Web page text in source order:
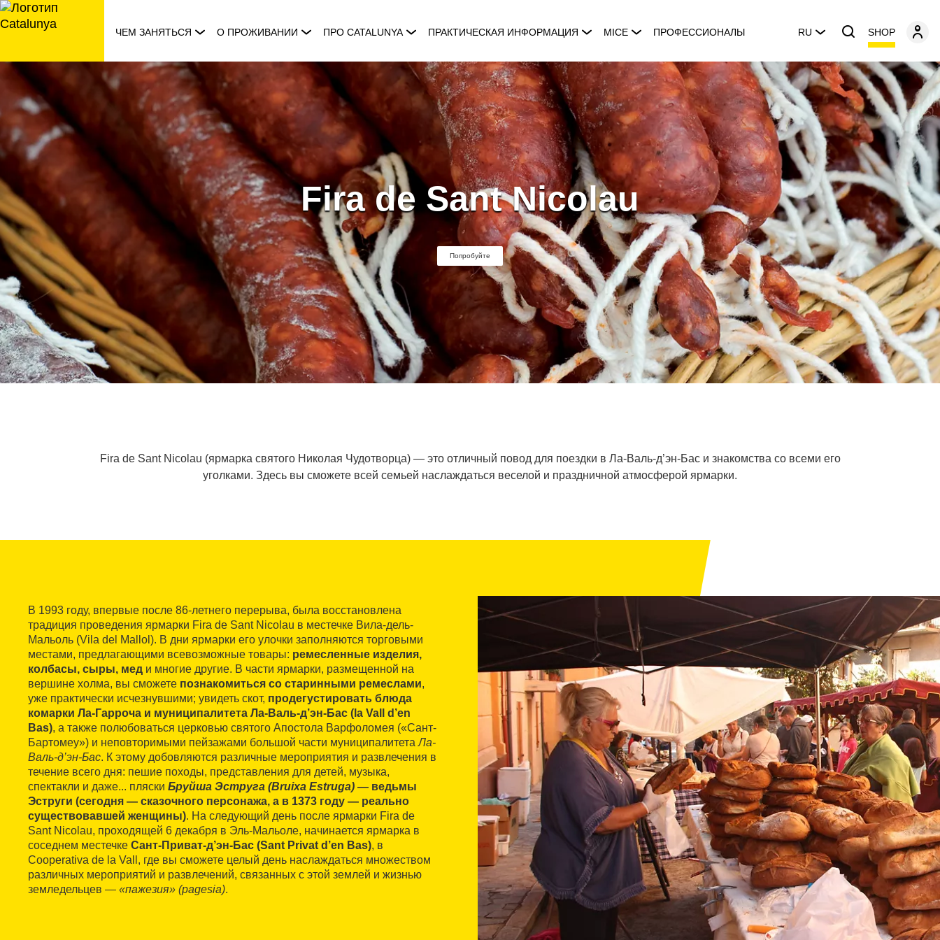
перейти
к
ЧЕМ ЗАНЯТЬСЯ О ПРОЖИВАНИИ ПРО CATALUNYA ПРАКТИЧЕСКАЯ ИНФОРМАЦИЯ MICE ПРОФЕССИОНАЛЫ RU SHOP
Fira de Sant Nicolau
Попробуйте
Fira de Sant Nicolau (ярмарка святого Николая Чудотворца) — это отличный повод для поездки в Ла-Валь-д’эн-Бас и знакомства со всеми его
уголками. Здесь вы сможете всей семьей наслаждаться веселой и праздничной атмосферой ярмарки.
В 1993 году, впервые после 86-летнего перерыва, была восстановлена
традиция проведения ярмарки Fira de Sant Nicolau в местечке Вила-дель-
Мальоль (Vila del Mallol). В дни ярмарки его улочки заполняются торговыми
местами, предлагающими всевозможные товары: ремесленные изделия,
колбасы, сыры, мед и многие другие. В части ярмарки, размещенной на
вершине холма, вы сможете познакомиться со старинными ремеслами,
уже практически исчезнувшими; увидеть скот, продегустировать блюда
комарки Ла-Гарроча и муниципалитета Ла-Валь-д’эн-Бас (la Vall d’en
Bas), а также полюбоваться церковью святого Апостола Варфоломея («Сант-
Бартомеу») и неповторимыми пейзажами большой части муниципалитетаЛа-
Валь-д’эн-Бас. К этому добовляются различные мероприятия и развлечения в
течение всего дня: пешие походы, представления для детей, музыка,
спектакли и даже... пляски Бруйша Эструга (Bruixa Estruga) — ведьмы
Эструги (сегодня — сказочного персонажа, а в 1373 году — реально
существовавшей женщины). На следующий день после ярмарки Fira de
Sant Nicolau, проходящей 6 декабря в Эль-Мальоле, начинается ярмарка в
соседнем местечке Сант-Приват-д’эн-Бас (Sant Privat d’en Bas), в
Cooperativa de la Vall, где вы сможете целый день наслаждаться множеством
различных мероприятий и развлечений, связанных с этой землей и жизнью
земледельцев — «пажезия» (pagesia).